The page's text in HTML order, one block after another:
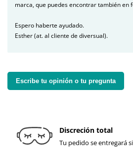
marca, que puedes encontrar también en
Espero haberte ayudado.
Esther (at. al cliente de diversual).
Escribe tu opinión o tu pregunta
Discreción total
Tu pedido se entregará